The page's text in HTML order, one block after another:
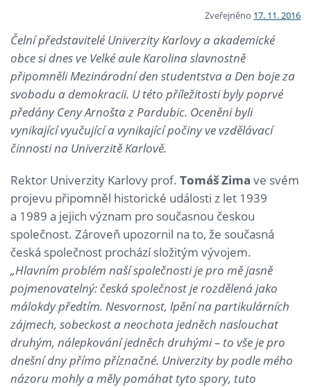
Zveřejněno 17. 11. 2016
Čelní představitelé Univerzity Karlovy a akademické
obce si dnes ve Velké aule Karolina slavnostně
připomněli Mezinárodní den studentstva a Den boje za
svobodu a demokracii. U této příležitosti byly poprvé
předány Ceny Arnošta z Pardubic. Oceněni byli
vynikající vyučující a vynikající počiny ve vzdělávací
činnosti na Univerzitě Karlově.
Rektor Univerzity Karlovy prof. Tomáš Zima ve svém
projevu připomněl historické události z let 1939
a 1989 a jejich význam pro současnou českou
společnost. Zároveň upozornil na to, že současná
česká společnost prochází složitým vývojem.
„Hlavním problém naší společnosti je pro mě jasně
pojmenovatelný: česká společnost je rozdělená jako
málokdy předtím. Nesvornost, lpění na partikulárních
zájmech, sobeckost a neochota jedněch naslouchat
druhým, nálepkování jedněch druhými – to vše je pro
dnešní dny přímo příznačné. Univerzity by podle mého
názoru mohly a měly pomáhat tyto spory, tuto